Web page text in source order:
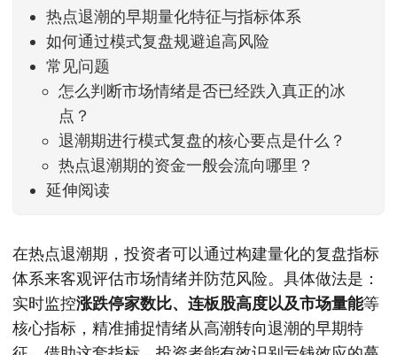
家感受到了春天般的暖风。指数涨了百点，交易额
回暖到2
热点退潮的早期量化特征与指标体系
如何通过模式复盘规避追高风险
常见问题
怎么判断市场情绪是否已经跌入真正的冰
点？
退潮期进行模式复盘的核心要点是什么？
热点退潮期的资金一般会流向哪里？
延伸阅读
在热点退潮期，投资者可以通过构建量化的复盘指标
体系来客观评估市场情绪并防范风险。具体做法是：
实时监控涨跌停家数比、连板股高度以及市场量能等
核心指标，精准捕捉情绪从高潮转向退潮的早期特